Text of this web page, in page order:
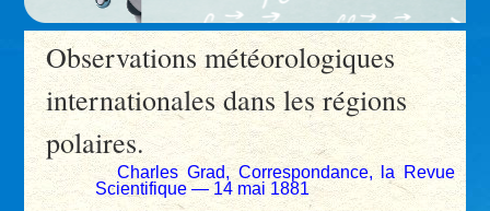
Observations météorologiques
internationales dans les régions
polaires.
Charles Grad, Correspondance, la Revue
Scientifique — 14 mai 1881